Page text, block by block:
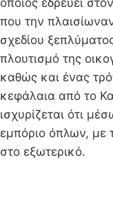
που την
σχεδίου
πλουτισμό της
καθώς και ένας
κεφάλαια από το
ισχυρίζεται ότι
εμπόριο όπλων, με
στο εξωτερικό.